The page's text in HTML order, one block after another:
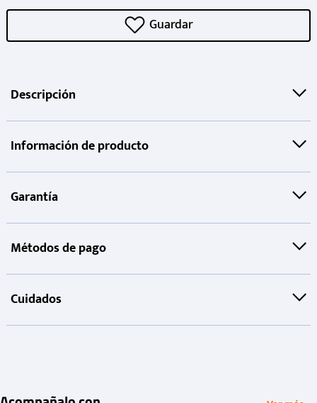
Descripción
Información de producto
Garantía
Métodos de pago
Cuidados